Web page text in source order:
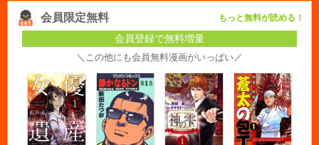
会員限定無料 もっと無料が読める！
会員登録で無料増量
＼この他にも会員無料漫画がいっぱい／